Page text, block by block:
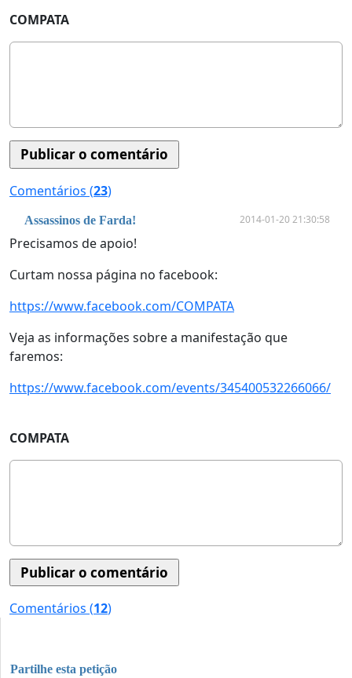
COMPATA
Comentários (23)
Assassinos de Farda! 2014-01-20 21:30:58
Precisamos de apoio!
Curtam nossa página no facebook:
https://www.facebook.com/COMPATA
Veja as informações sobre a manifestação que
faremos:
https://www.facebook.com/events/345400532266066/
COMPATA
Comentários (12)
Partilhe esta petição